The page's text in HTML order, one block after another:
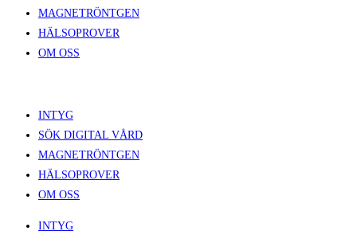
MAGNETRÖNTGEN
HÄLSOPROVER
OM OSS
INTYG
SÖK DIGITAL VÅRD
MAGNETRÖNTGEN
HÄLSOPROVER
OM OSS
INTYG